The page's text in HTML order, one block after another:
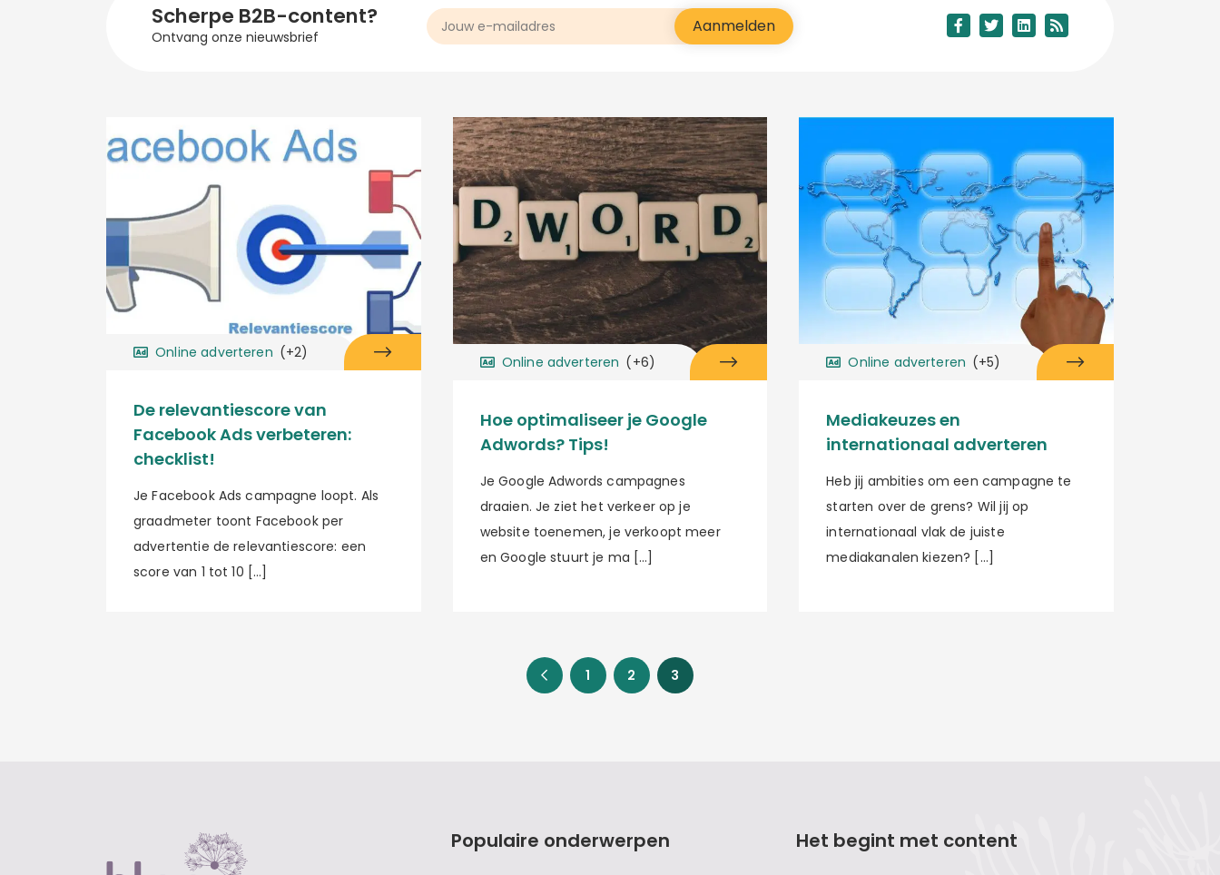
Scherpe B2B-content?
Ontvang onze nieuwsbrief
Online adverteren (+2)
De relevantiescore van
Facebook Ads verbeteren:
checklist!
Je Facebook Ads campagne loopt. Als
graadmeter toont Facebook per
advertentie de relevantiescore: een
score van 1 tot 10 […]
Online adverteren (+6)
Hoe optimaliseer je Google
Adwords? Tips!
Je Google Adwords campagnes
draaien. Je ziet het verkeer op je
website toenemen, je verkoopt meer
en Google stuurt je ma […]
Online adverteren (+5)
Mediakeuzes en
internationaal adverteren
Heb jij ambities om een campagne te
starten over de grens? Wil jij op
internationaal vlak de juiste
mediakanalen kiezen? […]
1 2 3
Populaire onderwerpen Het begint met content